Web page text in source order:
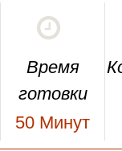
Время
готовки
50 Минут